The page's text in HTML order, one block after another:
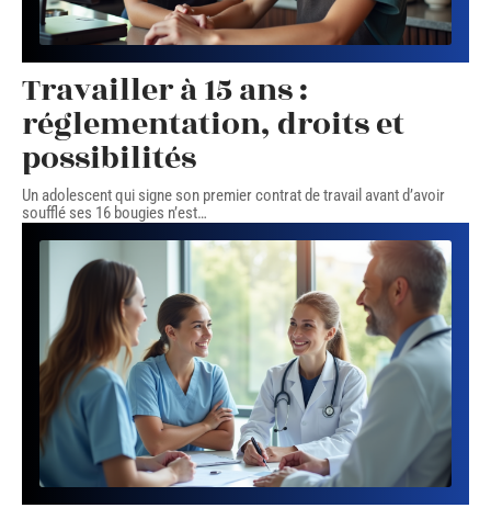
Travailler à 15 ans :
réglementation, droits et
possibilités
Un adolescent qui signe son premier contrat de travail avant d’avoir
soufflé ses 16 bougies n’est…